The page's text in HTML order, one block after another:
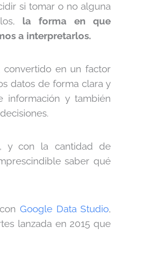
si tomar o no alguna
la forma en que
a interpretarlos.
en un factor
datos de forma clara y
información y también
y con la cantidad de
saber qué
conGoogle Data Studio,
lanzada en 2015 que